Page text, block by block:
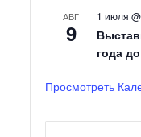
АВГ
9
1 июля
года
Просмотреть